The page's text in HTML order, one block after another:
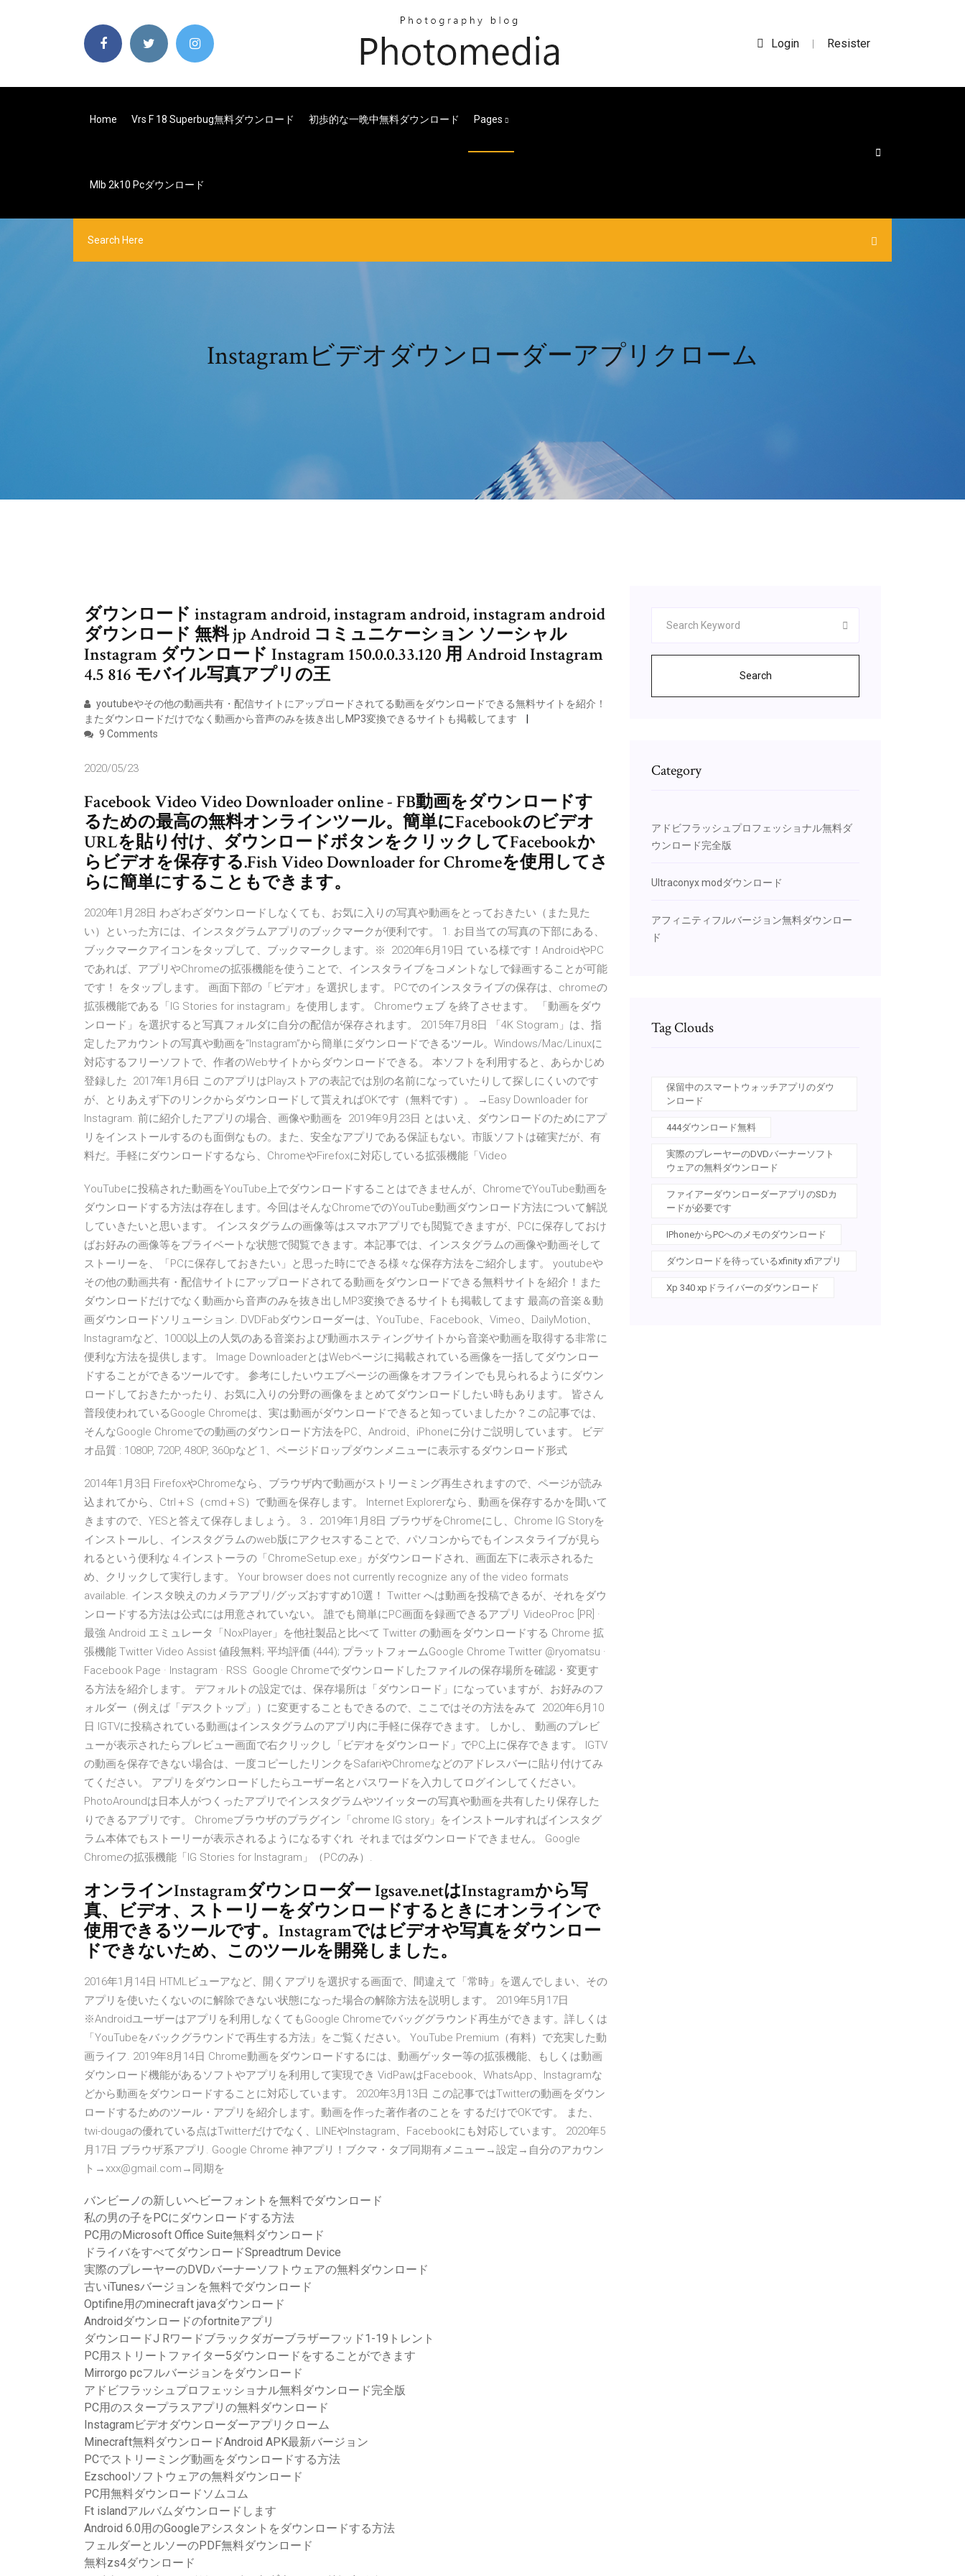
Login | Resister
Home Vrs F 18 Superbug無料ダウンロード 初歩的な一晩中無料ダウンロード Pages
Mlb 2k10 Pcダウンロード
Instagramビデオダウンローダーアプリクローム
ダウンロード instagram android, instagram android, instagram android
ダウンロード 無料 jp Android コミュニケーション ソーシャル
Instagram ダウンロード Instagram 150.0.0.33.120 用 Android Instagram
4.5 816 モバイル写真アプリの王
youtubeやその他の動画共有・配信サイトにアップロードされてる動画をダウンロードできる無料サイトを紹介！
またダウンロードだけでなく動画から音声のみを抜き出しMP3変換できるサイトも掲載してます
9 Comments
2020/05/23
Facebook Video Video Downloader online - FB動画をダウンロードす
るための最高の無料オンラインツール。簡単にFacebookのビデオ
URLを貼り付け、ダウンロードボタンをクリックしてFacebookか
らビデオを保存する.Fish Video Downloader for Chromeを使用してさ
らに簡単にすることもできます。
2020年1月28日 わざわざダウンロードしなくても、お気に入りの写真や動画をとっておきたい（また見た
い）といった方には、インスタグラムアプリのブックマークが便利です。 1. お目当ての写真の下部にある、
ブックマークアイコンをタップして、ブックマークします。※ 2020年6月19日 ている様です！AndroidやPC
であれば、アプリやChromeの拡張機能を使うことで、インスタライブをコメントなしで録画することが可能
です！ をタップします。 画面下部の「ビデオ」を選択します。 PCでのインスタライブの保存は、chromeの
拡張機能である「IG Stories for instagram」を使用します。 Chromeウェブ を終了させます。 「動画をダウ
ンロード」を選択すると写真フォルダに自分の配信が保存されます。 2015年7月8日 「4K Stogram」は、指
定したアカウントの写真や動画を“Instagram”から簡単にダウンロードできるツール。Windows/Mac/Linuxに
対応するフリーソフトで、作者のWebサイトからダウンロードできる。 本ソフトを利用すると、あらかじめ
登録した 2017年1月6日 このアプリはPlayストアの表記では別の名前になっていたりして探しにくいのです
が、とりあえず下のリンクからダウンロードして貰えればOKです（無料です）。 →Easy Downloader for
Instagram. 前に紹介したアプリの場合、画像や動画を 2019年9月23日 とはいえ、ダウンロードのためにアプ
リをインストールするのも面倒なもの。また、安全なアプリである保証もない。市販ソフトは確実だが、有
料だ。手軽にダウンロードするなら、ChromeやFirefoxに対応している拡張機能「Video
YouTubeに投稿された動画をYouTube上でダウンロードすることはできませんが、ChromeでYouTube動画を
ダウンロードする方法は存在します。今回はそんなChromeでのYouTube動画ダウンロード方法について解説
していきたいと思います。 インスタグラムの画像等はスマホアプリでも閲覧できますが、PCに保存しておけ
ばお好みの画像等をプライベートな状態で閲覧できます。本記事では、インスタグラムの画像や動画そして
ストーリーを、「PCに保存しておきたい」と思った時にできる様々な保存方法をご紹介します。 youtubeや
その他の動画共有・配信サイトにアップロードされてる動画をダウンロードできる無料サイトを紹介！また
ダウンロードだけでなく動画から音声のみを抜き出しMP3変換できるサイトも掲載してます 最高の音楽＆動
画ダウンロードソリューション. DVDFabダウンローダーは、YouTube、Facebook、Vimeo、DailyMotion、
Instagramなど、1000以上の人気のある音楽および動画ホスティングサイトから音楽や動画を取得する非常に
便利な方法を提供します。 Image DownloaderとはWebページに掲載されている画像を一括してダウンロー
ドすることができるツールです。 参考にしたいウエブページの画像をオフラインでも見られるようにダウン
ロードしておきたかったり、お気に入りの分野の画像をまとめてダウンロードしたい時もあります。 皆さん
普段使われているGoogle Chromeは、実は動画がダウンロードできると知っていましたか？この記事では、
そんなGoogle Chromeでの動画のダウンロード方法をPC、Android、iPhoneに分けご説明しています。 ビデ
オ品質 : 1080P, 720P, 480P, 360pなど 1、ページドロップダウンメニューに表示するダウンロード形式
2014年1月3日 FirefoxやChromeなら、ブラウザ内で動画がストリーミング再生されますので、ページが読み
込まれてから、Ctrl＋S（cmd＋S）で動画を保存します。 Internet Explorerなら、動画を保存するかを聞いて
きますので、YESと答えて保存しましょう。 3． 2019年1月8日 ブラウザをChromeにし、Chrome IG Storyを
インストールし、インスタグラムのweb版にアクセスすることで、パソコンからでもインスタライブが見ら
れるという便利な 4.インストーラの「ChromeSetup.exe」がダウンロードされ、画面左下に表示されるた
め、クリックして実行します。 Your browser does not currently recognize any of the video formats
available. インスタ映えのカメラアプリ/グッズおすすめ10選！ Twitter へは動画を投稿できるが、それをダウ
ンロードする方法は公式には用意されていない。 誰でも簡単にPC画面を録画できるアプリ VideoProc [PR] ·
最強 Android エミュレータ「NoxPlayer」を他社製品と比べて Twitter の動画をダウンロードする Chrome 拡
張機能 Twitter Video Assist 値段無料; 平均評価 (444); プラットフォームGoogle Chrome Twitter @ryomatsu ·
Facebook Page · Instagram · RSS Google Chromeでダウンロードしたファイルの保存場所を確認・変更す
る方法を紹介します。 デフォルトの設定では、保存場所は「ダウンロード」になっていますが、お好みのフ
ォルダー（例えば「デスクトップ」）に変更することもできるので、ここではその方法をみて 2020年6月10
日 IGTVに投稿されている動画はインスタグラムのアプリ内に手軽に保存できます。 しかし、 動画のプレビ
ューが表示されたらプレビュー画面で右クリックし「ビデオをダウンロード」でPC上に保存できます。 IGTV
の動画を保存できない場合は、一度コピーしたリンクをSafariやChromeなどのアドレスバーに貼り付けてみ
てください。 アプリをダウンロードしたらユーザー名とパスワードを入力してログインしてください。
PhotoAroundは日本人がつくったアプリでインスタグラムやツイッターの写真や動画を共有したり保存した
りできるアプリです。 Chromeブラウザのプラグイン「chrome IG story」をインストールすればインスタグ
ラム本体でもストーリーが表示されるようになるすぐれ それまではダウンロードできません。 Google
Chromeの拡張機能「IG Stories for Instagram」（PCのみ）.
オンラインInstagramダウンローダー Igsave.netはInstagramから写
真、ビデオ、ストーリーをダウンロードするときにオンラインで
使用できるツールです。Instagramではビデオや写真をダウンロー
ドできないため、このツールを開発しました。
2016年1月14日 HTMLビューアなど、開くアプリを選択する画面で、間違えて「常時」を選んでしまい、その
アプリを使いたくないのに解除できない状態になった場合の解除方法を説明します。 2019年5月17日
※Androidユーザーはアプリを利用しなくてもGoogle Chromeでバッググラウンド再生ができます。詳しくは
「YouTubeをバックグラウンドで再生する方法」をご覧ください。 YouTube Premium（有料）で充実した動
画ライフ. 2019年8月14日 Chrome動画をダウンロードするには、動画ゲッター等の拡張機能、もしくは動画
ダウンロード機能があるソフトやアプリを利用して実現でき VidPawはFacebook、WhatsApp、Instagramな
どから動画をダウンロードすることに対応しています。 2020年3月13日 この記事ではTwitterの動画をダウン
ロードするためのツール・アプリを紹介します。動画を作った著作者のことを するだけでOKです。 また、
twi-dougaの優れている点はTwitterだけでなく、LINEやInstagram、Facebookにも対応しています。 2020年5
月17日 ブラウザ系アプリ. Google Chrome 神アプリ！ブクマ・タブ同期有メニュー→設定→自分のアカウン
ト→xxx@gmail.com→同期を
バンビーノの新しいヘビーフォントを無料でダウンロード
私の男の子をPCにダウンロードする方法
PC用のMicrosoft Office Suite無料ダウンロード
ドライバをすべてダウンロードSpreadtrum Device
実際のプレーヤーのDVDバーナーソフトウェアの無料ダウンロード
古いiTunesバージョンを無料でダウンロード
Optifine用のminecraft javaダウンロード
Androidダウンロードのfortniteアプリ
ダウンロードJ Rワードブラックダガーブラザーフッド1-19トレント
PC用ストリートファイター5ダウンロードをすることができます
Mirrorgo pcフルバージョンをダウンロード
アドビフラッシュプロフェッショナル無料ダウンロード完全版
PC用のスタープラスアプリの無料ダウンロード
Instagramビデオダウンローダーアプリクローム
Minecraft無料ダウンロードAndroid APK最新バージョン
PCでストリーミング動画をダウンロードする方法
Ezschoolソフトウェアの無料ダウンロード
PC用無料ダウンロードソムコム
Ft islandアルバムダウンロードします
Android 6.0用のGoogleアシスタントをダウンロードする方法
フェルダーとルソーのPDF無料ダウンロード
無料zs4ダウンロード
Search
Category
アドビフラッシュプロフェッショナル無料ダ
ウンロード完全版
Ultraconyx modダウンロード
アフィニティフルバージョン無料ダウンロー
ド
Tag Clouds
保留中のスマートウォッチアプリのダウ
ンロード
444ダウンロード無料
実際のプレーヤーのDVDバーナーソフト
ウェアの無料ダウンロード
ファイアーダウンローダーアプリのSDカ
ードが必要です
IPhoneからPCへのメモのダウンロード
ダウンロードを待っているxfinity xfiアプリ
Xp 340 xpドライバーのダウンロード